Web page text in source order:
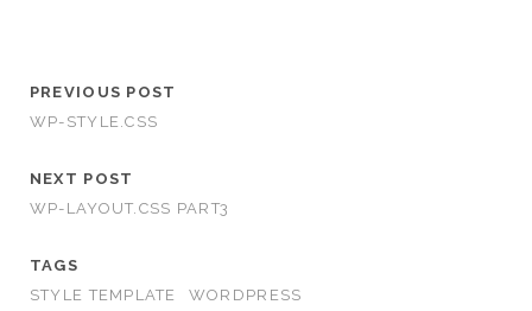
PREVIOUS POST
WP-STYLE.CSS
NEXT POST
WP-LAYOUT.CSS PART3
TAGS
STYLE TEMPLATE
WORDPRESS